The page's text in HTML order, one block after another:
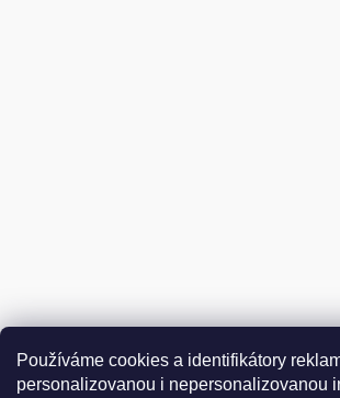
Používáme cookies a identifikátory
personalizovanou i nepersonalizovanou
Vytvořil Shoptet
Copyright 2026DER